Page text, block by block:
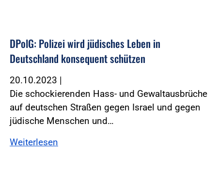
DPolG: Polizei wird jüdisches Leben in
Deutschland konsequent schützen
20.10.2023 |
Die schockierenden Hass- und Gewaltausbrüche
auf deutschen Straßen gegen Israel und gegen
jüdische Menschen und…
Weiterlesen